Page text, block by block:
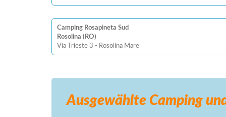
Camping Rosapineta Sud
Rosolina (RO)
Via Trieste 3 - Rosolina Mare
Ausgewählte Camping